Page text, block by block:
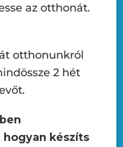
az otthonát.
otthonunkról
2 hét
készíts